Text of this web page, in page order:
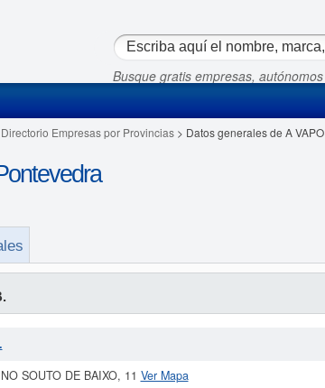
Busque gratis empresas,
Directorio Empresas por Provincias> Datos generales de A
SOUTO DE BAIXO, 11 Ver Mapa